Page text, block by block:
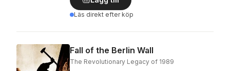
Läs direkt efter köp
Fall of the Berlin Wall
The Revolutionary Legacy of 1989